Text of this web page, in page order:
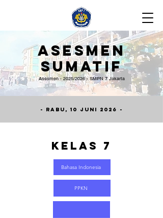
Asesmen
Sumatif
Asesmen - 2025/2026 - SMPN 7 Jakarta
- Rabu, 10 Juni 2026 -
Kelas 7
Bahasa Indonesia
PPKN